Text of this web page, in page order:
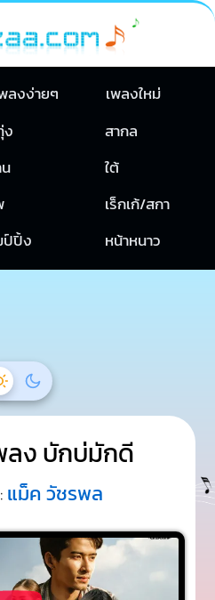
ลงง่ายๆ
เพลงใหม่
ง
สากล
ใต้
เร็กเก้/สกา
ป์ปิ้ง หน้าหนาว
ลง บักบ่มักดี
แม็ค วัชรพล